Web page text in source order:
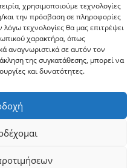
χρησιμοποιούμε τεχνολογίες
την πρόσβαση σε πληροφορίες
τεχνολογίες θα μας επιτρέψει
χαρακτήρα, όπως
αναγνωριστικά σε αυτόν τον
της συγκατάθεσης, μπορεί να
και δυνατότητες.
με μας
Προτάσεις βιβλίων